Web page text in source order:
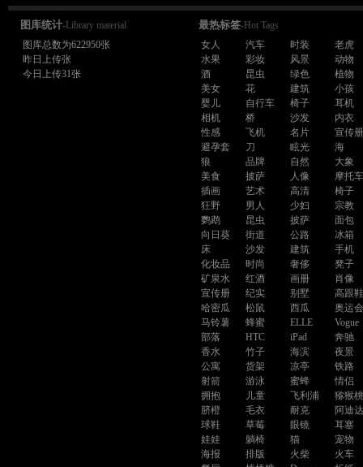
图库统计-Library material
图库总数为622950张
昨日上传张
今日上传31张
最热标签-Hot Tags
女人
汽车 时装
老虎
水果
彩妆 风景
动物
酒
昆虫 绿色
植物
美女
花 建筑
小孩
婴儿
自行车 椅子
耳机
相机
桥 沙发
内衣
性感
飞机 名片
宣传册
避孕套
刀 眩光
海
狼
品牌 自然
大象
美食
披萨 人像
摩托车
插画
艺术 高清
椅子
狂野
男人 少妇
宗教
鹦鹉
昆虫 披萨
面包
向日葵
街道 公路
冰箱
床
沙发 建筑
手机
化妆品
时尚 奢侈
凳子
矿泉水
红酒 画册
肖像
宣传册
纪实 别墅
高跟鞋
哈密瓜
松鼠 西瓜
奥运会
马铃薯
蜂蜜 ELLE
Vogue
部落
HTC iPad
奔驰
香水
竹子 海滨
夜景
公寓
货架 凉亭
铁路
射箭
游泳 蜜蜂
情侣
拥抱
儿童 飞利浦
猕猴桃
脐橙
毛衣 耐克
阿迪
球鞋
草莓 眼镜
耳塞
娃娃
躺椅 猫
宠物
海报
排版 火柴
火车